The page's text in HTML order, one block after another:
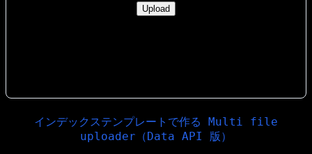
インデックステンプレートで作る Multi file
uploader（Data API 版）